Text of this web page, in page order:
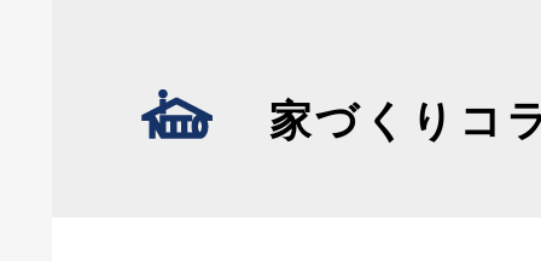
家づくりコ